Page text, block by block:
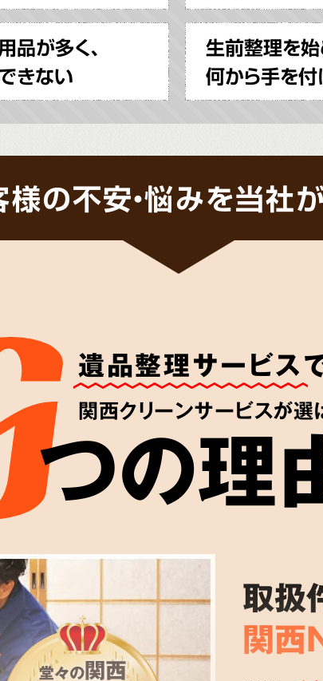
品が多く、
きない
生前整理を始
何から手を
の不安・悩みを当社
遺品整理サービス
関西クリーンサービスが選
つの理
取扱
関西